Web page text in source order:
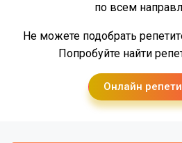
по всем
Не можете подобрать
Попробуйте найти
Онлайн